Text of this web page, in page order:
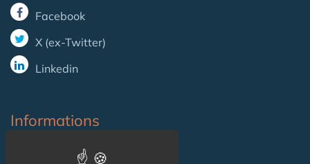
Facebook
X (ex-Twitter)
Linkedin
Informations